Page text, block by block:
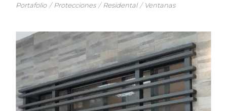
Portafolio Protecciones Residental Ventanas